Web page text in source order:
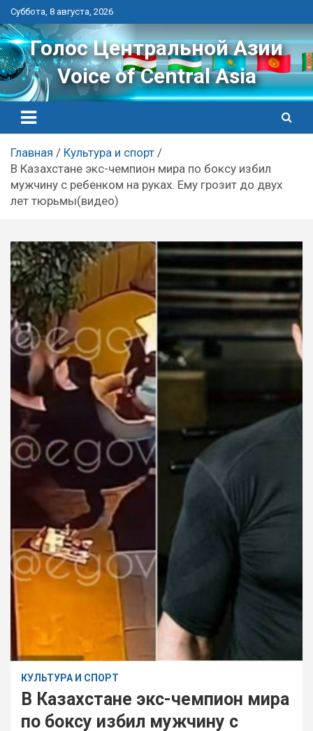
Перейти
к
контенту
Суббота, 8 августа, 2026
Голос Центральной Азии
Voice of Central Asia
Главная
Культура и спорт
В Казахстане экс-чемпион мира по боксу избил
мужчину с ребенком на руках. Ему грозит до двух
лет тюрьмы(видео)
КУЛЬТУРА И СПОРТ
В Казахстане экс-чемпион мира
по боксу избил мужчину с